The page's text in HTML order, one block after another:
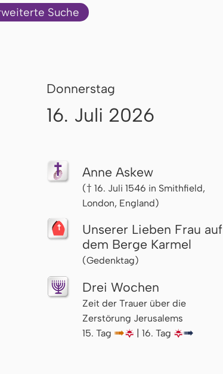
Suche
Donnerstag
16. Juli 2026
Anne Askew
(† 16. Juli 1546 in Smithfield,
London, England)
Unserer Lieben Frau auf
dem Berge Karmel
(Gedenktag)
Drei Wochen
Zeit der Trauer über die
Zerstörung Jerusalems
15. Tag ↦🌇 | 16. Tag 🌇↦